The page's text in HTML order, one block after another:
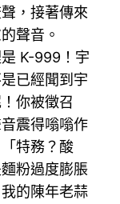
，接著傳來
聲音。
是 K-999！宇
已經聞到宇
你被徵召
震得嗡嗡作
特務？酸
粉過度膨脹
的陳年老蒜